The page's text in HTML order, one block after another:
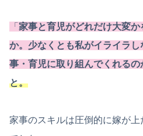
「 家事と育児がどれだけ大変
か。少なくとも私がイライラ
事・育児に取り組んでくれるの
と。
家事のスキルは圧倒的に嫁が